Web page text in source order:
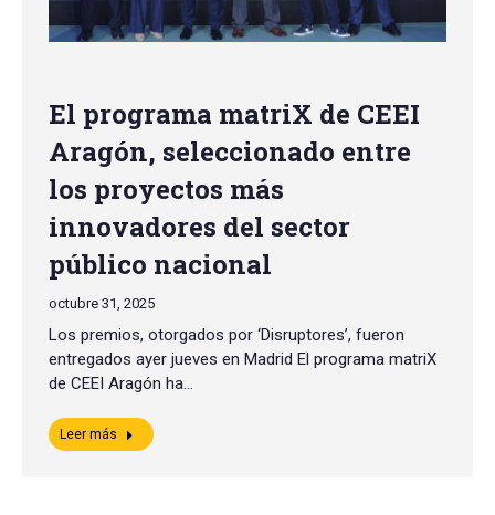
El programa matriX de CEEI
Aragón, seleccionado entre
los proyectos más
innovadores del sector
público nacional
octubre 31, 2025
Los premios, otorgados por ‘Disruptores’, fueron
entregados ayer jueves en Madrid El programa matriX
de CEEI Aragón ha…
Leer más